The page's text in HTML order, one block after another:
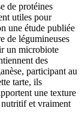
de protéines
utiles pour
une étude publiée
de légumineuses
un microbiote
des
participant au
tarte, ils
une texture
et vraiment